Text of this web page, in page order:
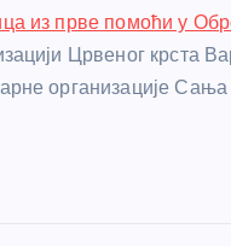
из прве помоћи у
Црвеног крста
организације